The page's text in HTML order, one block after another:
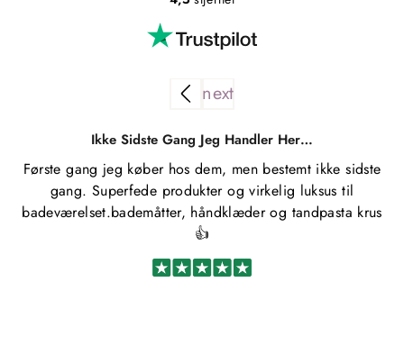
Ikke Sidste Gang Jeg Handler Her…
Første gang jeg køber hos dem, men bestemt ikke sidste
gang. Superfede produkter og virkelig luksus til
badeværelset.bademåtter, håndklæder og tandpasta krus
👍